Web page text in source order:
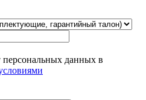
персональных данных в